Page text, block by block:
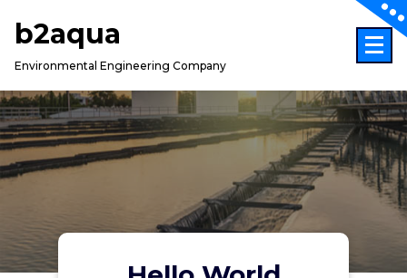
b2aqua
Environmental Engineering Company